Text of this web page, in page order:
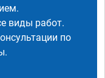
виды работ.
по